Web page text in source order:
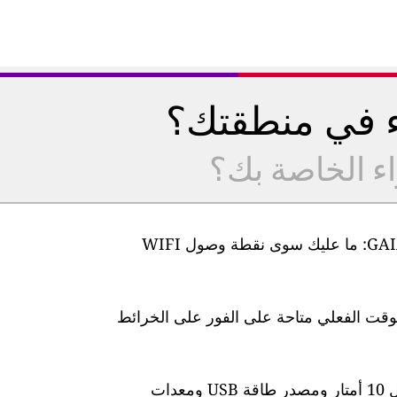
في منطقتك؟
الخاصة بك؟
من السهل جدًا إعداد أجهزة مراقبة جودة الهواء GAIA: ما عليك سوى نقطة وصول WIFI
الفعلي متاحة على الفور على الخرائط
تأتي المحطة مزودة بكابل طاقة مقاوم للماء بطول 10 أمتار ومصدر طاقة USB ومعدات